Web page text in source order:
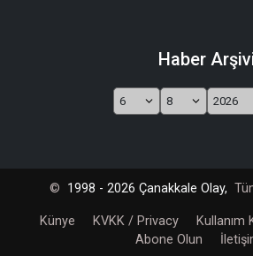
Haber
© 1998 - 2026 Çanakkale Olay,
Künye KVKK / Privacy Kullanım
Abone Olun